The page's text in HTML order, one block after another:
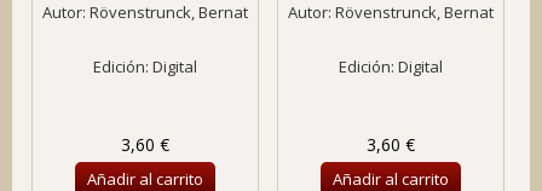
Autor: Rövenstrunck, Bernat
Edición: Digital
3,60 €
Añadir al carrito
Autor: Rövenstrunck, Bernat
Edición: Digital
3,60 €
Añadir al carrito